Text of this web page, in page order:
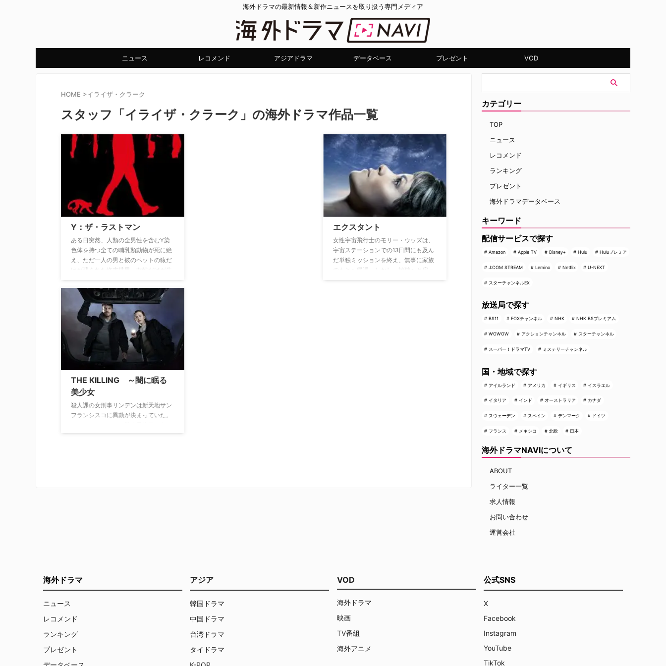
海外ドラマの最新情報＆新作ニュースを取り扱う専門メディア
ニュース レコメンド アジアドラマ データベース プレゼント VOD
HOME >イライザ・クラーク
スタッフ「イライザ・クラーク」の海外ドラマ作品一覧
Y：ザ・ラストマン
ある日突然、人類の全男性を含むY染
色体を持つ全ての哺乳類動物が死に絶
え、ただ一人の男と彼のペットの猿だ
けが残された終末世界。女性だけが生
男性として生き残ったヨリック・ブラ
ウン。なぜ彼だけが生き残ってしまっ
たのか…？ 残された人々は新しい世界
でどのように生きていくのか…？
エクスタント
女性宇宙飛行士のモリー・ウッズは、
宇宙ステーションでの13日間にも及ん
だ単独ミッションを終え、無事に家族
のもとへ帰還。しかし、地球へと戻っ
THE KILLING ～闇に眠る
美少女
殺人課の女刑事リンデンは新天地サン
フランシスコに異動が決まっていた。
カテゴリー
TOP
ニュース
レコメンド
ランキング
プレゼント
海外ドラマデータベース
キーワード
配信サービスで探す
Amazon Apple TV Disney+ Hulu Huluプレミア
J:COM STREAM Lemino Netflix U-NEXT
スターチャンネルEX
放送局で探す
BS11 FOXチャンネル NHK NHK BSプレミアム
WOWOW アクションチャンネル スターチャンネル
スーパー！ドラマTV ミステリーチャンネル
国・地域で探す
アイルランド アメリカ イギリス イスラエル
イタリア インド オーストラリア カナダ
スウェーデン スペイン デンマーク ドイツ
フランス メキシコ 北欧 日本
海外ドラマNAVIについて
ABOUT
ライター一覧
求人情報
お問い合わせ
運営会社
海外ドラマ
ニュース
レコメンド
ランキング
プレゼント
アジア
韓国ドラマ
中国ドラマ
台湾ドラマ
タイドラマ
VOD
海外ドラマ
映画
TV番組
海外アニメ
公式SNS
X
Facebook
Instagram
YouTube
TikTok